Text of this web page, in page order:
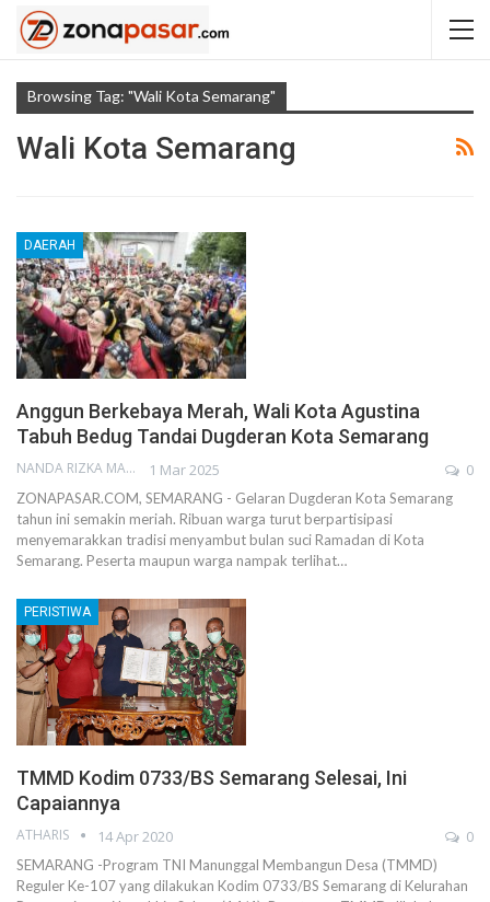
Browsing Tag: "wali Kota Semarang"
Wali Kota Semarang
DAERAH
Anggun Berkebaya Merah, Wali Kota Agustina
Tabuh Bedug Tandai Dugderan Kota Semarang
NANDA RIZKA MAHENDRA 1 Mar 2025 0
ZONAPASAR.COM, SEMARANG - Gelaran Dugderan Kota Semarang
tahun ini semakin meriah. Ribuan warga turut berpartisipasi
menyemarakkan tradisi menyambut bulan suci Ramadan di Kota
Semarang. Peserta maupun warga nampak terlihat…
PERISTIWA
TMMD Kodim 0733/BS Semarang Selesai, Ini
Capaiannya
ATHARIS 14 Apr 2020 0
SEMARANG -Program TNI Manunggal Membangun Desa (TMMD)
Reguler Ke-107 yang dilakukan Kodim 0733/BS Semarang di Kelurahan